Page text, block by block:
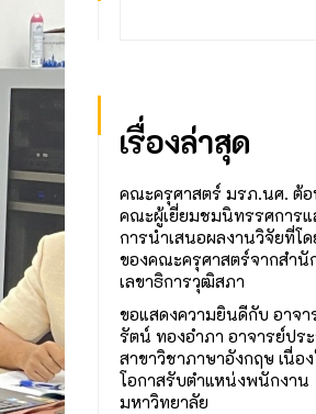
เรื่องล่าสุด
คณะครุศาสตร์ มรภ.นศ. ต้
คณะผู้เยี่ยมชมนิทรรศการแ
การนำเสนอผลงานวิจัยที่โด
ของคณะครุศาสตร์จากสำนั
เลขาธิการวุฒิสภา
ขอแสดงความยินดีกับ อาจ
รัตน์ ทองอำภา อาจารย์ปร
สาขาวิชาภาษาอังกฤษ เนื่อ
โอกาสรับตำแหน่งพนักงาน
มหาวิทยาลัย